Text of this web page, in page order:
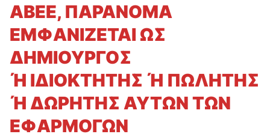
ΑΒΕΕ, ΠΑΡΑΝΟΜΑ
ΕΜΦΑΝΙΖΕΤΑΙ ΩΣ
ΔΗΜΙΟΥΡΓΟΣ
Ή ΙΔΙΟΚΤΗΤΗΣ Ή ΠΩΛΗΤΗΣ
Ή ΔΩΡΗΤΗΣ ΑΥΤΩΝ ΤΩΝ
ΕΦΑΡΜΟΓΩΝ